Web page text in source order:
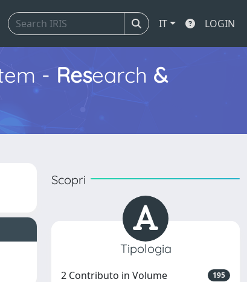
IT LOGIN
- Research &
Scopri
Tipologia
2 Contributo in Volume 195